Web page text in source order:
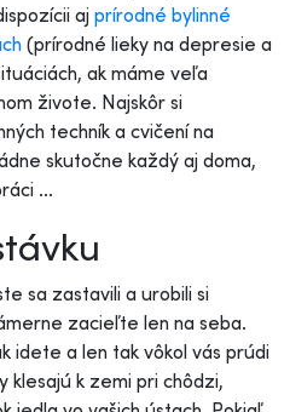
aj prírodné bylinné
(prírodné lieky na depresie a
ak máme veľa
živote. Najskôr si
techník a cvičení na
skutočne každý aj doma,
...
sa zastavili a urobili si
zacieľte len na seba.
idete a len tak vôkol vás prúdi
klesajú k zemi pri chôdzi,